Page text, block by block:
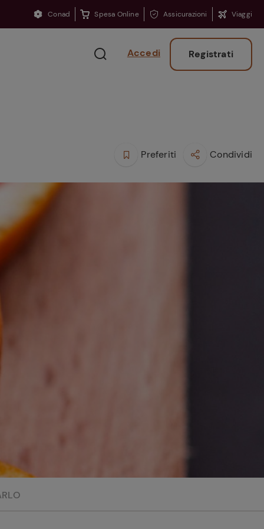
Conad Spesa Online Assicurazioni Viaggi
Accedi Registrati
Preferiti Condividi